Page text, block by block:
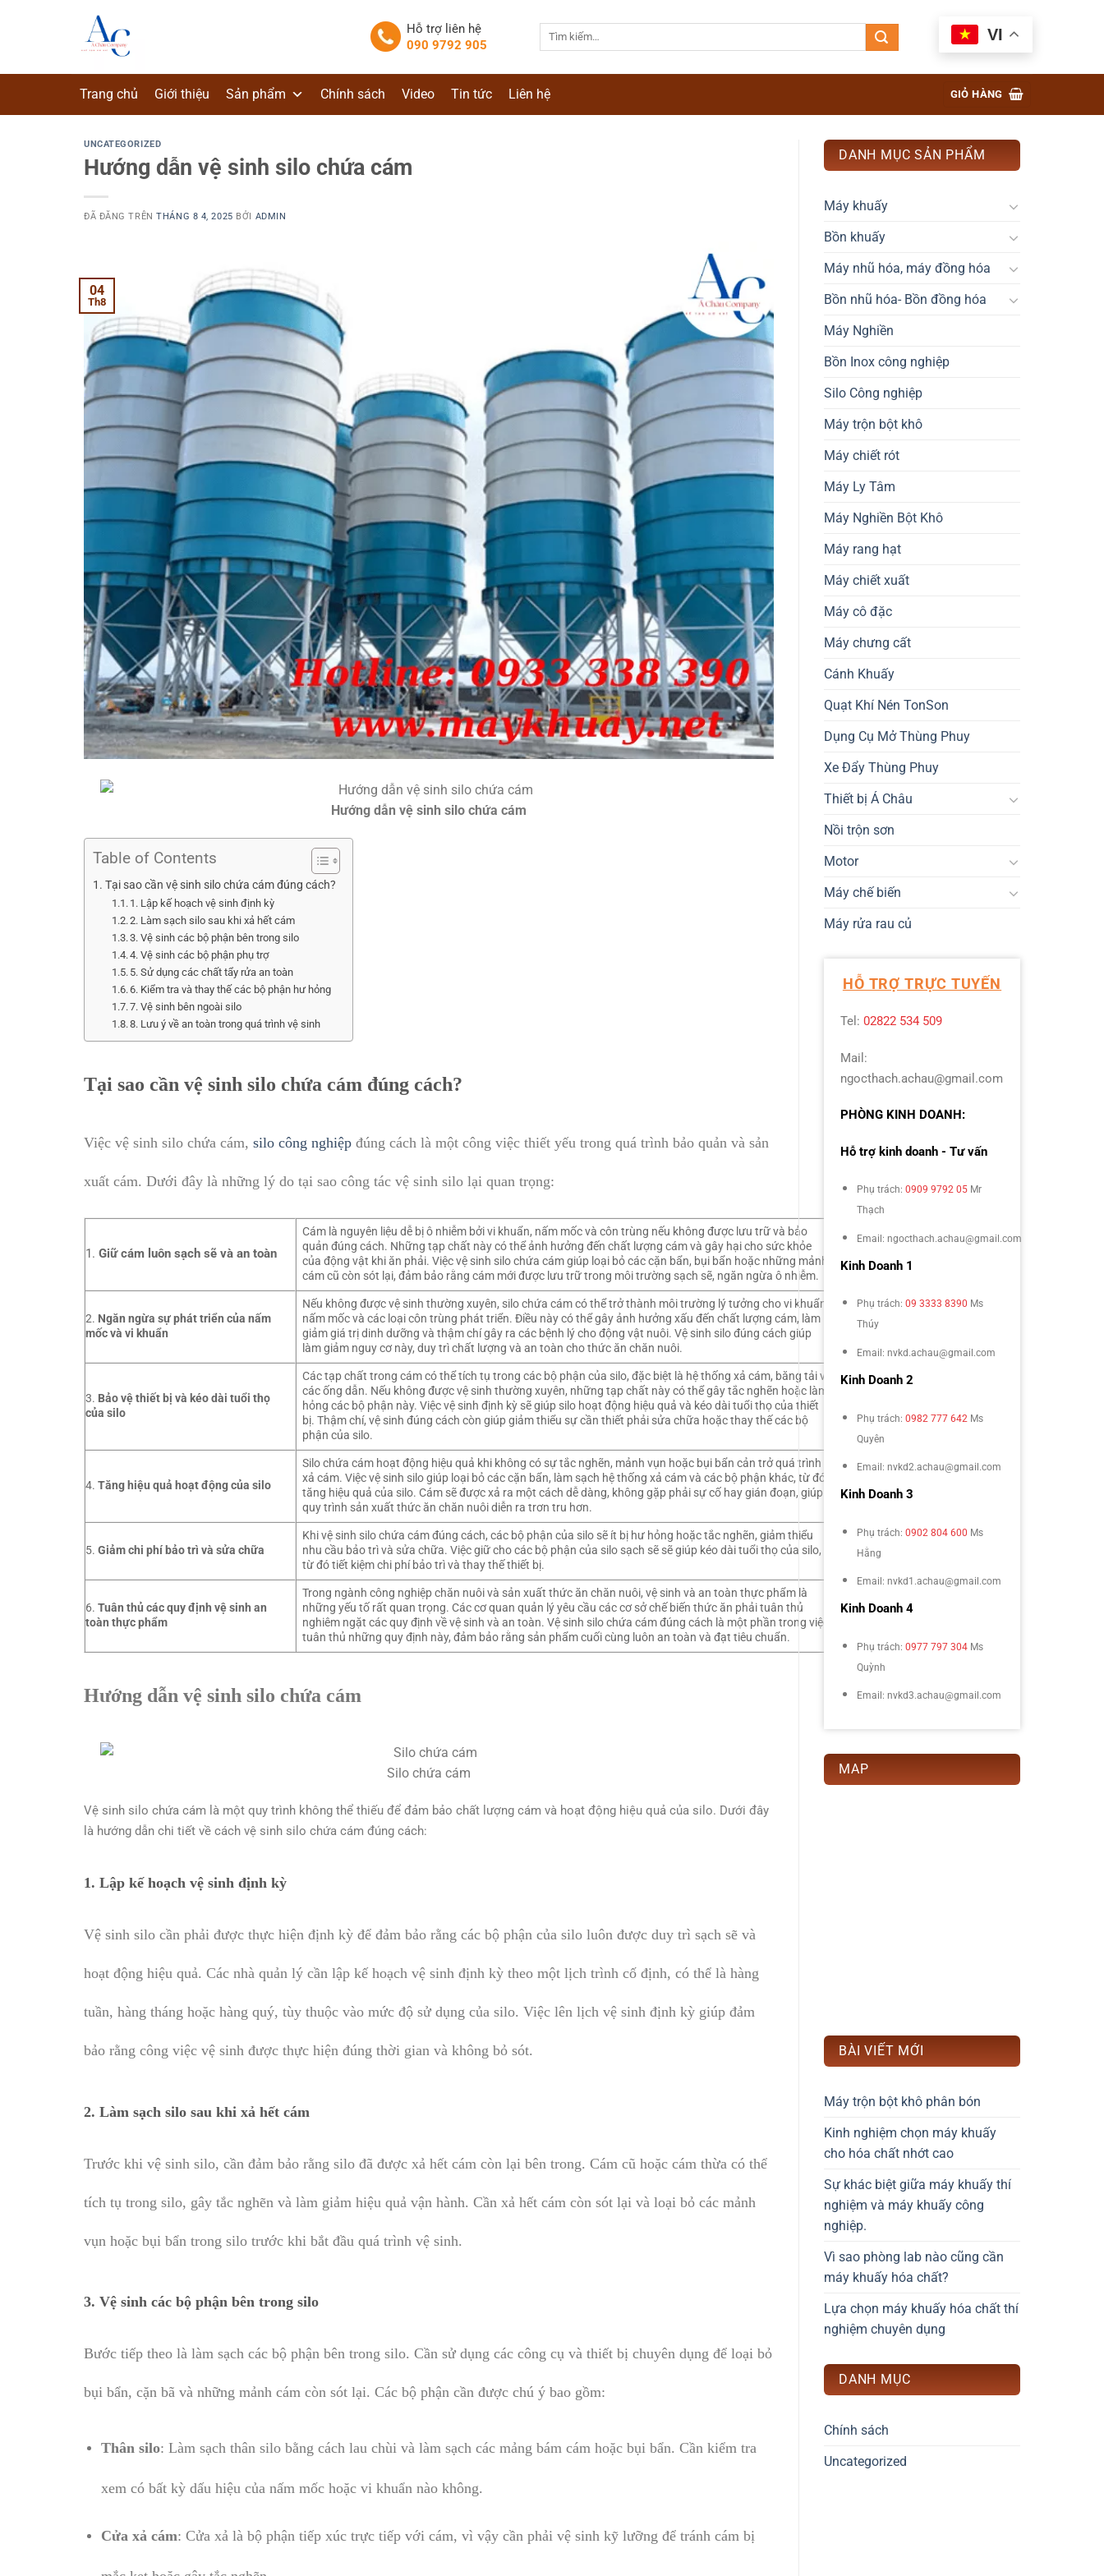
dung
Hỗ trợ liên hệ
090 9792 905
VI
Trang chủ Giới thiệu Sản phẩm Chính sách Video Tin tức Liên hệ GIỎ HÀNG
UNCATEGORIZED
Hướng dẫn vệ sinh silo chứa cám
ĐÃ ĐĂNG TRÊNTHÁNG 8 4, 2025 BỞI ADMIN
04
Th8
Hướng dẫn vệ sinh silo chứa cám
Table of Contents
Tại sao cần vệ sinh silo chứa cám đúng cách?
1. Lập kế hoạch vệ sinh định kỳ
2. Làm sạch silo sau khi xả hết cám
3. Vệ sinh các bộ phận bên trong silo
4. Vệ sinh các bộ phận phụ trợ
5. Sử dụng các chất tẩy rửa an toàn
6. Kiểm tra và thay thế các bộ phận hư hỏng
7. Vệ sinh bên ngoài silo
8. Lưu ý về an toàn trong quá trình vệ sinh
Tại sao cần vệ sinh silo chứa cám đúng cách?
Việc vệ sinh silo chứa cám, silo công nghiệp đúng cách là một công việc thiết yếu trong quá trình bảo quản và sản
xuất cám. Dưới đây là những lý do tại sao công tác vệ sinh silo lại quan trọng:
1. Giữ cám luôn sạch sẽ và an toàn
Cám là nguyên liệu dễ bị ô nhiễm bởi vi khuẩn, nấm mốc và côn trùng nếu không được lưu trữ và bảo
quản đúng cách. Những tạp chất này có thể ảnh hưởng đến chất lượng cám và gây hại cho sức khỏe
của động vật khi ăn phải. Việc vệ sinh silo chứa cám giúp loại bỏ các cặn bẩn, bụi bẩn hoặc những mảnh
cám cũ còn sót lại, đảm bảo rằng cám mới được lưu trữ trong môi trường sạch sẽ, ngăn ngừa ô nhiễm.
2. Ngăn ngừa sự phát triển của nấm
mốc và vi khuẩn
Nếu không được vệ sinh thường xuyên, silo chứa cám có thể trở thành môi trường lý tưởng cho vi khuẩn,
nấm mốc và các loại côn trùng phát triển. Điều này có thể gây ảnh hưởng xấu đến chất lượng cám, làm
giảm giá trị dinh dưỡng và thậm chí gây ra các bệnh lý cho động vật nuôi. Vệ sinh silo đúng cách giúp
làm giảm nguy cơ này, duy trì chất lượng và an toàn cho thức ăn chăn nuôi.
3. Bảo vệ thiết bị và kéo dài tuổi thọ
của silo
Các tạp chất trong cám có thể tích tụ trong các bộ phận của silo, đặc biệt là hệ thống xả cám, băng tải và
các ống dẫn. Nếu không được vệ sinh thường xuyên, những tạp chất này có thể gây tắc nghẽn hoặc làm
hỏng các bộ phận này. Việc vệ sinh định kỳ sẽ giúp silo hoạt động hiệu quả và kéo dài tuổi thọ của thiết
bị. Thậm chí, vệ sinh đúng cách còn giúp giảm thiểu sự cần thiết phải sửa chữa hoặc thay thế các bộ
phận của silo.
4. Tăng hiệu quả hoạt động của silo
Silo chứa cám hoạt động hiệu quả khi không có sự tắc nghẽn, mảnh vụn hoặc bụi bẩn cản trở quá trình
xả cám. Việc vệ sinh silo giúp loại bỏ các cặn bẩn, làm sạch hệ thống xả cám và các bộ phận khác, từ đó
tăng hiệu quả của silo. Cám sẽ được xả ra một cách dễ dàng, không gặp phải sự cố hay gián đoạn, giúp
quy trình sản xuất thức ăn chăn nuôi diễn ra trơn tru hơn.
5. Giảm chi phí bảo trì và sửa chữa
Khi vệ sinh silo chứa cám đúng cách, các bộ phận của silo sẽ ít bị hư hỏng hoặc tắc nghẽn, giảm thiểu
nhu cầu bảo trì và sửa chữa. Việc giữ cho các bộ phận của silo sạch sẽ sẽ giúp kéo dài tuổi thọ của silo,
từ đó tiết kiệm chi phí bảo trì và thay thế thiết bị.
6. Tuân thủ các quy định vệ sinh an
toàn thực phẩm
Trong ngành công nghiệp chăn nuôi và sản xuất thức ăn chăn nuôi, vệ sinh và an toàn thực phẩm là
những yếu tố rất quan trọng. Các cơ quan quản lý yêu cầu các cơ sở chế biến thức ăn phải tuân thủ
nghiêm ngặt các quy định về vệ sinh và an toàn. Vệ sinh silo chứa cám đúng cách là một phần trong việc
tuân thủ những quy định này, đảm bảo rằng sản phẩm cuối cùng luôn an toàn và đạt tiêu chuẩn.
Hướng dẫn vệ sinh silo chứa cám
Silo chứa cám
Vệ sinh silo chứa cám là một quy trình không thể thiếu để đảm bảo chất lượng cám và hoạt động hiệu quả của silo. Dưới đây
là hướng dẫn chi tiết về cách vệ sinh silo chứa cám đúng cách:
1. Lập kế hoạch vệ sinh định kỳ
Vệ sinh silo cần phải được thực hiện định kỳ để đảm bảo rằng các bộ phận của silo luôn được duy trì sạch sẽ và
hoạt động hiệu quả. Các nhà quản lý cần lập kế hoạch vệ sinh định kỳ theo một lịch trình cố định, có thể là hàng
tuần, hàng tháng hoặc hàng quý, tùy thuộc vào mức độ sử dụng của silo. Việc lên lịch vệ sinh định kỳ giúp đảm
bảo rằng công việc vệ sinh được thực hiện đúng thời gian và không bỏ sót.
2. Làm sạch silo sau khi xả hết cám
Trước khi vệ sinh silo, cần đảm bảo rằng silo đã được xả hết cám còn lại bên trong. Cám cũ hoặc cám thừa có thể
tích tụ trong silo, gây tắc nghẽn và làm giảm hiệu quả vận hành. Cần xả hết cám còn sót lại và loại bỏ các mảnh
vụn hoặc bụi bẩn trong silo trước khi bắt đầu quá trình vệ sinh.
3. Vệ sinh các bộ phận bên trong silo
Bước tiếp theo là làm sạch các bộ phận bên trong silo. Cần sử dụng các công cụ và thiết bị chuyên dụng để loại bỏ
bụi bẩn, cặn bã và những mảnh cám còn sót lại. Các bộ phận cần được chú ý bao gồm:
Thân silo: Làm sạch thân silo bằng cách lau chùi và làm sạch các mảng bám cám hoặc bụi bẩn. Cần kiểm tra
xem có bất kỳ dấu hiệu của nấm mốc hoặc vi khuẩn nào không.
Cửa xả cám: Cửa xả là bộ phận tiếp xúc trực tiếp với cám, vì vậy cần phải vệ sinh kỹ lưỡng để tránh cám bị
DANH MỤC SẢN PHẨM
Máy khuấy
Bồn khuấy
Máy nhũ hóa, máy đồng hóa
Bồn nhũ hóa- Bồn đồng hóa
Máy Nghiền
Bồn Inox công nghiệp
Silo Công nghiệp
Máy trộn bột khô
Máy chiết rót
Máy Ly Tâm
Máy Nghiền Bột Khô
Máy rang hạt
Máy chiết xuất
Máy cô đặc
Máy chưng cất
Cánh Khuấy
Quạt Khí Nén TonSon
Dụng Cụ Mở Thùng Phuy
Xe Đẩy Thùng Phuy
Thiết bị Á Châu
Nồi trộn sơn
Motor
Máy chế biến
Máy rửa rau củ
HỖ TRỢ TRỰC TUYẾN
Tel: 02822 534 509
Mail:
ngocthach.achau@gmail.com
PHÒNG KINH DOANH:
Hỗ trợ kinh doanh - Tư vấn
Phụ trách: 0909 9792 05 Mr
Thạch
Email: ngocthach.achau@gmail.com
Kinh Doanh 1
Phụ trách: 09 3333 8390 Ms
Thúy
Email: nvkd.achau@gmail.com
Kinh Doanh 2
Phụ trách: 0982 777 642 Ms
Quyên
Email: nvkd2.achau@gmail.com
Kinh Doanh 3
Phụ trách: 0902 804 600 Ms
Hằng
Email: nvkd1.achau@gmail.com
Kinh Doanh 4
Phụ trách: 0977 797 304 Ms
Quỳnh
Email: nvkd3.achau@gmail.com
MAP
BÀI VIẾT MỚI
Máy trộn bột khô phân bón
Kinh nghiệm chọn máy khuấy
cho hóa chất nhớt cao
Sự khác biệt giữa máy khuấy thí
nghiệm và máy khuấy công
nghiệp.
Vì sao phòng lab nào cũng cần
máy khuấy hóa chất?
Lựa chọn máy khuấy hóa chất thí
nghiệm chuyên dụng
DANH MỤC
Chính sách
Uncategorized